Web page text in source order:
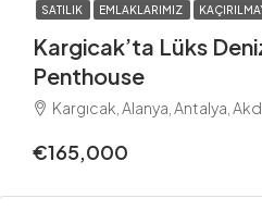
SATILIK EMLAKLARIMIZ
Kargicak’ta Lüks
Penthouse
Kargıcak, Alanya, Antalya,
€165,000